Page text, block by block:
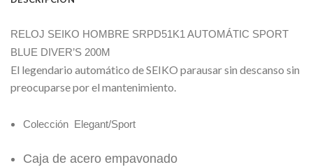
RELOJ SEIKO HOMBRE SRPD51K1 AUTOMÁTIC SPORT
BLUE DIVER’S 200M
El legendario automático de SEIKO parausar sin descanso sin
preocuparse por el mantenimiento.
Colección Elegant/Sport
Caja de acero empavonado